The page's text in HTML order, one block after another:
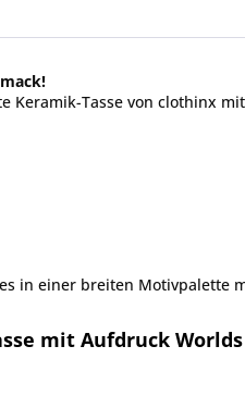
Keramik-Tasse von clothinx
in einer breiten Motivpalette
mit Aufdruck